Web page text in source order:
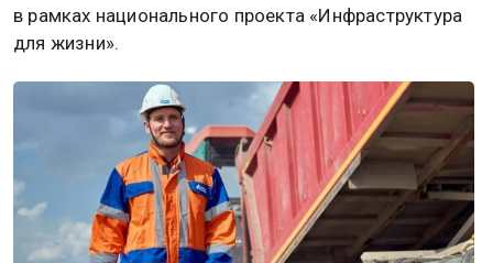
в рамках национального проекта «Инфраструктура
для жизни».